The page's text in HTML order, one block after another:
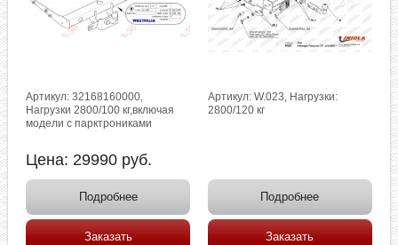
Артикул: 32168160000,
Нагрузки 2800/100 кг,включая
модели с парктрониками
Цена: 29990 руб.
Подробнее
Заказать
Артикул: W.023, Нагрузки:
2800/120 кг
Подробнее
Заказать